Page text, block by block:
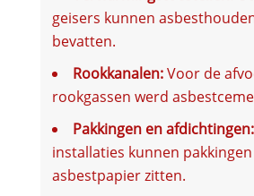
geisers kunnen
bevatten.
Rookkanalen:Voor de
rookgassen werd
Pakkingen en afdichtingen:
installaties kunnen
asbestpapier zitten.